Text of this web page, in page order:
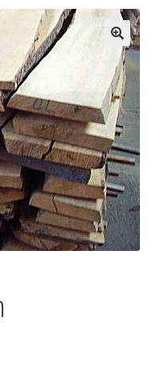
menu
Expand
child
menu
BSH
Expand
child
menu
Expand
child
menu
Expand
child
menu
Expand
child
menu
Expand
child
menu
Expand